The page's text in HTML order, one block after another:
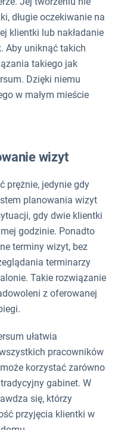
długie oczekiwanie na
klientki lub nakładanie
Aby uniknąć takich
takiego jak
Dzięki niemu
w małym mieście
wizyt
prężnie, jedynie gdy
planowania wizyt
gdy dwie klientki
godzinie. Ponadto
terminy wizyt, bez
terminarzy
Takie rozwiązanie
z oferowanej
ułatwia
pracowników
korzystać zarówno
gabinet. W
się, którzy
przyjęcia klientki w